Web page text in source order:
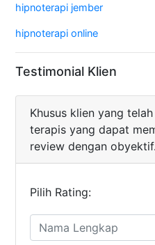
hipnoterapi jember
hipnoterapi online
Testimonial Klien
Khusus klien yang
terapis yang dapat
review dengan
Pilih Rating: